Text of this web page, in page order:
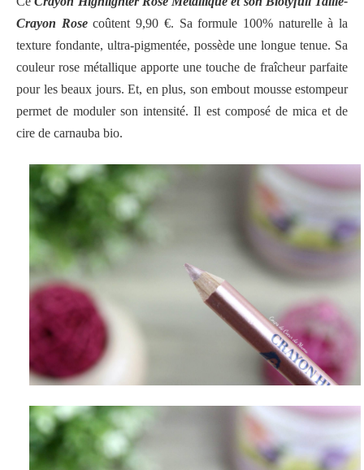
Crayon Rose coûtent 9,90 €. Sa formule 100% naturelle à la
texture fondante, ultra-pigmentée, possède une longue tenue. Sa
couleur rose métallique apporte une touche de fraîcheur parfaite
pour les beaux jours. Et, en plus, son embout mousse estompeur
permet de moduler son intensité. Il est composé de mica et de
cire de carnauba bio.